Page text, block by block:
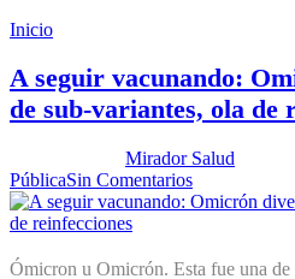
Inicio
A seguir vacunando:
de sub-variantes, ola de
Mirador Salud
PúblicaSin Comentarios
Ómicron u Omicrón. Esta fue una de